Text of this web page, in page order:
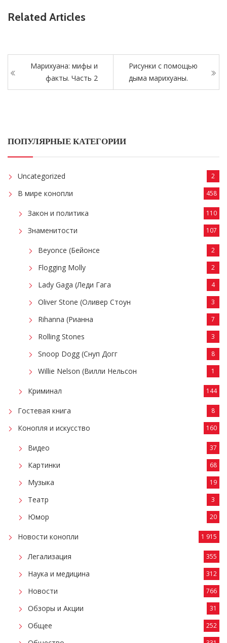
Related Articles
Марихуана: мифы и
факты. Часть 2
Рисунки с помощью
дыма марихуаны.
ПОПУЛЯРНЫЕ КАТЕГОРИИ
Uncategorized 2
В мире конопли 458
Закон и политика 110
Знаменитости 107
Beyonce (Бейонсе 2
Flogging Molly 2
Lady Gaga (Леди Гага 4
Oliver Stone (Оливер Стоун 3
Rihanna (Рианна 7
Rolling Stones 3
Snoop Dogg (Снуп Догг 8
Willie Nelson (Вилли Нельсон 1
Криминал 144
Гостевая книга 8
Конопля и искусство 160
Видео 37
Картинки 68
Музыка 19
Театр 3
Юмор 20
Новости конопли 1 915
Легализация 355
Наука и медицина 312
Новости 766
Обзоры и Акции 31
Общее 252